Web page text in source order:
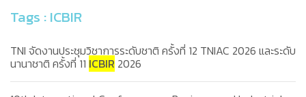
Tags : ICBIR
TNI จัดงานประชุมวิชาการระดับชาติ ครั้งที่ 12 TNIAC 2026 และระดับ
นานาชาติ ครั้งที่ 11 ICBIR 2026